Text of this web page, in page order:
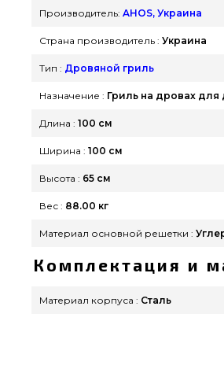
400 грн. в онлайн каталоге
Грили на дровах в онлайн
Наберите прямо сейчас
Львов, Павлоград
Производитель: AHOS, Украина
Страна производитель : Украина
Тип : Дровяной гриль
Назначение : Гриль на дровах для
Длина : 100 см
Ширина : 100 см
Высота : 65 см
Вес : 88.00 кг
Материал основной решетки :
Комплектация и
Материал корпуса : Сталь